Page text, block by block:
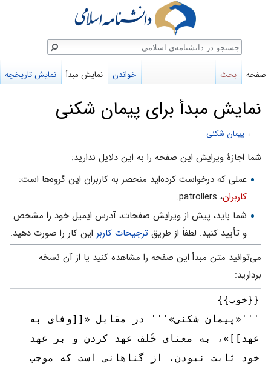
نمایش مبدأ برای پیمان شکنی
← پیمان شکنی
پرش
ناوبری
پرش
جستجو
شما اجازهٔ ویرایش این صفحه را به این دلایل ندارید:
عملی که درخواست کرده‌اید منحصر به کاربران این گروه‌ها است:
کاربران، patrollers.
شما باید، پیش از ویرایش صفحات، آدرس ایمیل خود را مشخص
و تأیید کنید. لطفاً از طریق ترجیحات کاربر این کار را صورت دهید.
می‌توانید متن مبدأ این صفحه را مشاهده کنید یا از آن نسخه
بردارید:
صفحه بحث خواندن نمایش مبدأ نمایش تاریخچه
جستجو